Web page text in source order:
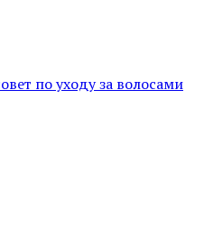
по уходу за волосами